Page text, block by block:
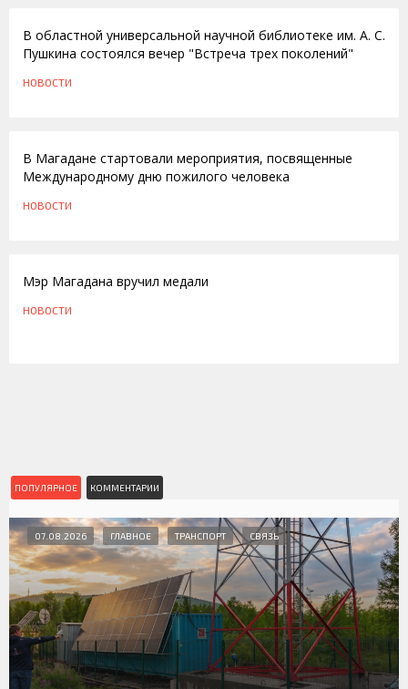
В областной универсальной научной библиотеке им. А. С.
Пушкина состоялся вечер "Встреча трех поколений"
НОВОСТИ
В Магадане стартовали мероприятия, посвященные
Международному дню пожилого человека
НОВОСТИ
Мэр Магадана вручил медали
НОВОСТИ
ПОПУЛЯРНОЕ КОММЕНТАРИИ
07.08.2026 ГЛАВНОЕ ТРАНСПОРТ СВЯЗЬ